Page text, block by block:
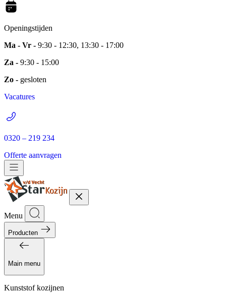
Openingstijden
Ma - Vr - 9:30 - 12:30, 13:30 - 17:00
Za - 9:30 - 15:00
Zo - gesloten
Vacatures
0320 – 219 234
Offerte aanvragen
Menu
Producten
Main menu
Kunststof kozijnen